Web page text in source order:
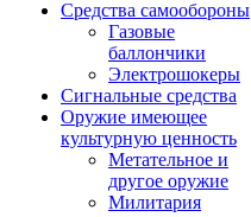
Средства самообороны
Газовые
баллончики
Электрошокеры
Сигнальные средства
Оружие имеющее
культурную ценность
Метательное и
другое оружие
Милитария